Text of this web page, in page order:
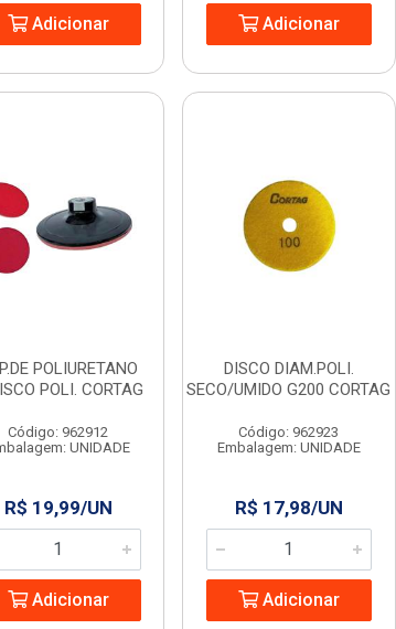
Adicionar Adicionar
POLIURETANO
POLI. CORTAG
Código: 962912
UNIDADE
R$ 19,99/UN
Adicionar
DISCO DIAM.POLI.
SECO/UMIDO G200 CORTAG
Código: 962923
Embalagem: UNIDADE
R$ 17,98/UN
Adicionar